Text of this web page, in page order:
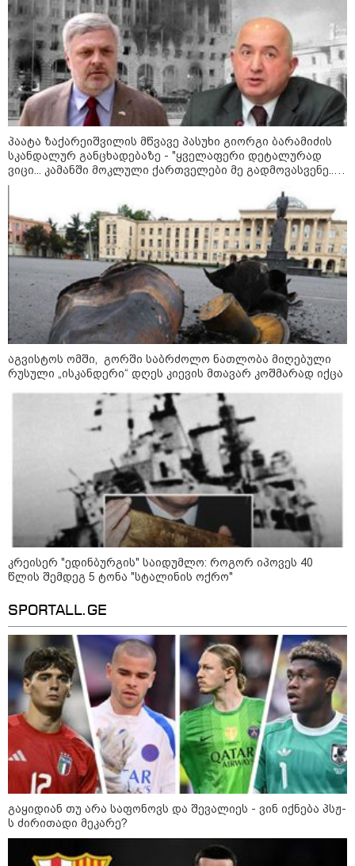
„რიკოთის მსგავსი რთული
საინჟინრო ობიექტების მოვლა-
პატრონობა განსაკუთრებულ
პასუხისმგებლობას მოითხოვს“-
რატომ გახდა საჭირო გზების
მოვლა-პატრონობისთვის
სახელმწიფო კომპანიის შექმნა
„რუსთაველზე მდებარე
სასტუმროები 40-50%-იან
გაუქმებებს იღებენ, საკმაოდ დიდი
ზარალისკენ წავალთ - მეგონა,
ვიღაც მოიფიქრებდა და ბიზნესს
შეხვდებოდა“
„ფასები 2-3 წელში გაორმაგდება“
- ლოკაციები თბილისის
შემოგარენში, სადაც შესაძლოა,
მიწები გაძვირდეს
სამართალი
11:40 / 07-08-2026
"დაკავებულია 3 პირი, რომლებიც
სისტემატურად ამზადებდნენ ცნობილი
ბრენდების ფალსიფიცირებულ ვისკისა და
სხვა ალკოჰოლურ სასმელებს" -
საგამოძიებო სამსახური
22:49 / 07-08-2026
"ამ წუთებში, თავს დაესხნენ
არასრულწლოვანების და
სავარაუდოდ, არა მარტო
ადვოკატის ინფორმაციით
კურიერს თავს დაესხნენ
პაატა ზაქარეიშვილის მწვავე პასუხი გიორგი ბარამიძის
სკანდალურ განცხადებაზე - "ყველაფერი დეტალურად
ვიცი... კამანში მოკლული ქართველები მე გადმოვასვენე...
ბარამიძე კი ტყუის"
აგვისტოს ომში, გორში საბრძოლო ნათლობა მიღებული
რუსული „ისკანდერი“ დღეს კიევის მთავარ კოშმარად იქცა
კრეისერ "ედინბურგის" საიდუმლო: როგორ იპოვეს 40
წლის შემდეგ 5 ტონა "სტალინის ოქრო"
SPORTALL.GE
გაყიდიან თუ არა საფონოვს და შევალიეს - ვინ იქნება პსჟ-
ს ძირითადი მეკარე?